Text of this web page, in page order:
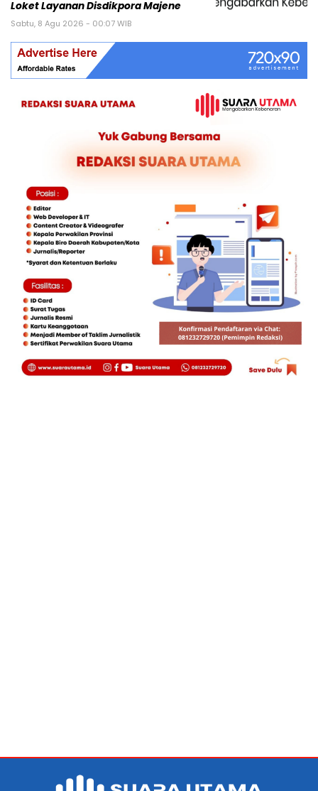
Loket Layanan Disdikpora Majene
Sabtu, 8 Agu 2026 - 00:07 WIB